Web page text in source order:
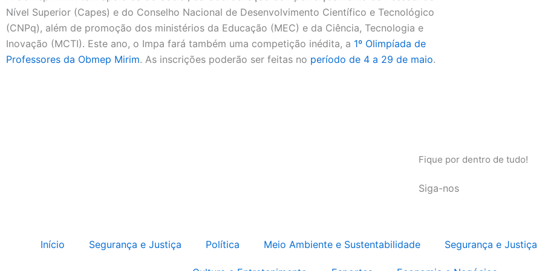
Nível Superior (Capes) e do Conselho Nacional de Desenvolvimento Científico e Tecnológico
(CNPq), além de promoção dos ministérios da Educação (MEC) e da Ciência, Tecnologia e
Inovação (MCTI). Este ano, o Impa fará também uma competição inédita, a 1º Olimpíada de
Professores da Obmep Mirim. As inscrições poderão ser feitas no período de 4 a 29 de maio.
Fique por dentro de tudo!
Siga-nos
Início Segurança e Justiça Política Meio Ambiente e Sustentabilidade Segurança e Justiça